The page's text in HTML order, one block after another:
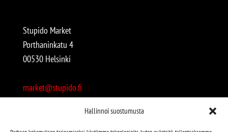
Hallinnoi suostumusta
Stupido Market
Porthaninkatu 4
00530 Helsinki
market@stupido.fi